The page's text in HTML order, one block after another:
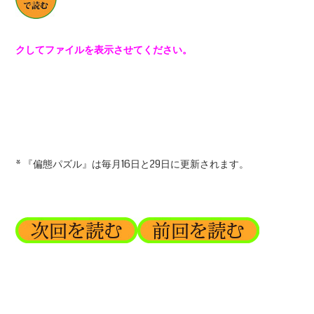
クしてファイルを表示させてください。
* 『偏態パズル』は毎月16日と29日に更新されます。